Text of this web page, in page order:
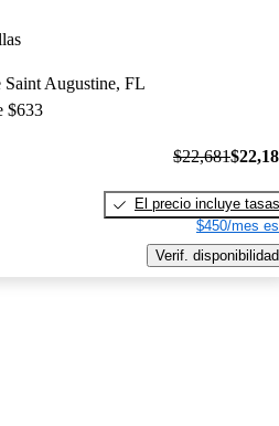
Saint Augustine, FL
$633
$22,681
El precio incluye tasas
$450/mes
Verif. disponibilidad